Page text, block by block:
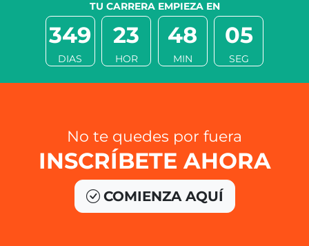
TU CARRERA EMPIEZA EN
349
DIAS
23
HOR
48
MIN
05
SEG
No te quedes por fuera
INSCRÍBETE AHORA
COMIENZA AQUÍ